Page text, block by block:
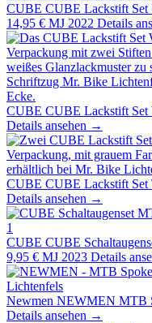
CUBE CUBE Lackstift
14,95 € MJ 2022 Details
CUBE CUBE Lackstift
Details ansehen →
CUBE CUBE Lackstift
Details ansehen →
CUBE CUBE
9,95 € MJ 2023 Details
Newmen NEWMEN MTB
Details ansehen →